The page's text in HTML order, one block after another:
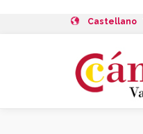
Castellano